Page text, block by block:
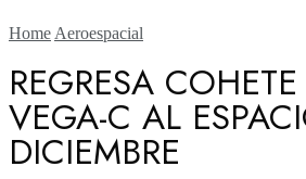
Aerolíneas
Home Aeroespacial
REGRESA
VEGA-C AL
DICIEMBRE